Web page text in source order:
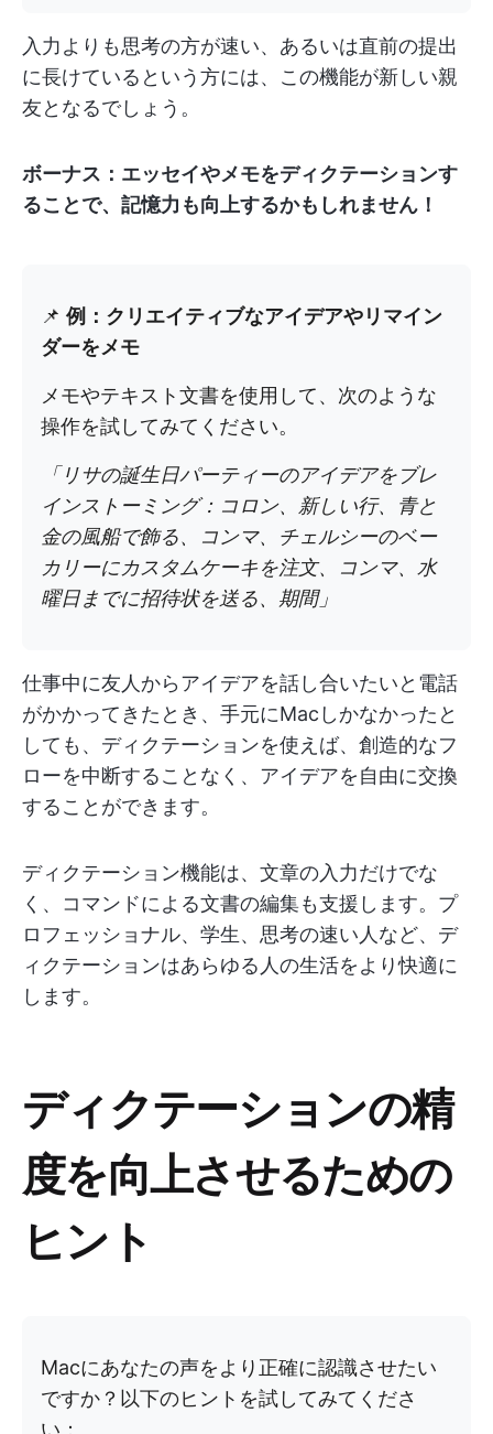
入力よりも思考の方が速い、あるいは直前の提出
に長けているという方には、この機能が新しい親
友となるでしょう。
ボーナス：エッセイやメモをディクテーションす
ることで、記憶力も向上するかもしれません！
📌 例：クリエイティブなアイデアやリマイン
ダーをメモ
メモやテキスト文書を使用して、次のような
操作を試してみてください。
「リサの誕生日パーティーのアイデアをブレ
インストーミング：コロン、新しい行、青と
金の風船で飾る、コンマ、チェルシーのベー
カリーにカスタムケーキを注文、コンマ、水
曜日までに招待状を送る、期間」
仕事中に友人からアイデアを話し合いたいと電話
がかかってきたとき、手元にMacしかなかったと
しても、ディクテーションを使えば、創造的なフ
ローを中断することなく、アイデアを自由に交換
することができます。
ディクテーション機能は、文章の入力だけでな
く、コマンドによる文書の編集も支援します。プ
ロフェッショナル、学生、思考の速い人など、デ
ィクテーションはあらゆる人の生活をより快適に
します。
ディクテーションの精
度を向上させるための
ヒント
Macにあなたの声をより正確に認識させたい
ですか？以下のヒントを試してみてくださ
い：